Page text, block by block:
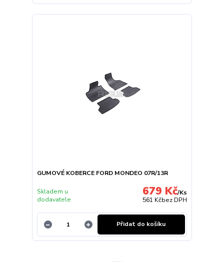
GUMOVÉ KOBERCE FORD MONDEO 07R/13R
679 Kč/Ks
561 Kčbez DPH
Skladem u
dodavatele
Přidat do košíku